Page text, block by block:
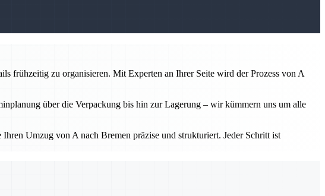
frühzeitig zu organisieren. Mit Experten an Ihrer Seite wird der Prozess von A
über die Verpackung bis hin zur Lagerung – wir kümmern uns um alle
Umzug von A nach Bremen präzise und strukturiert. Jeder Schritt ist